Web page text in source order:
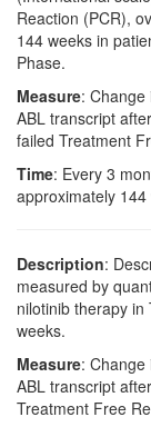
Reaction (PCR),
144 weeks in
Phase.
Measure: Change
ABL transcript
failed Treatment
Time: Every 3
approximately 144
Description:
measured by
nilotinib therapy
weeks.
Measure: Change
ABL transcript
Treatment Free